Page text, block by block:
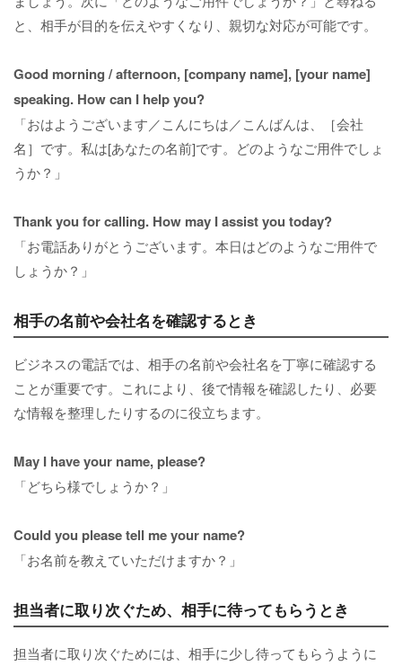
と、相手が目的を伝えやすくなり、親切な対応が可能です。
Good morning / afternoon, [company name], [your name]
speaking. How can I help you?
「おはようございます／こんにちは／こんばんは、［会社
名］です。私は[あなたの名前]です。どのようなご用件でしょ
うか？」
Thank you for calling. How may I assist you today?
「お電話ありがとうございます。本日はどのようなご用件で
しょうか？」
相手の名前や会社名を確認するとき
ビジネスの電話では、相手の名前や会社名を丁寧に確認する
ことが重要です。これにより、後で情報を確認したり、必要
な情報を整理したりするのに役立ちます。
May I have your name, please?
「どちら様でしょうか？」
Could you please tell me your name?
「お名前を教えていただけますか？」
担当者に取り次ぐため、相手に待ってもらうとき
担当者に取り次ぐためには、相手に少し待ってもらうように